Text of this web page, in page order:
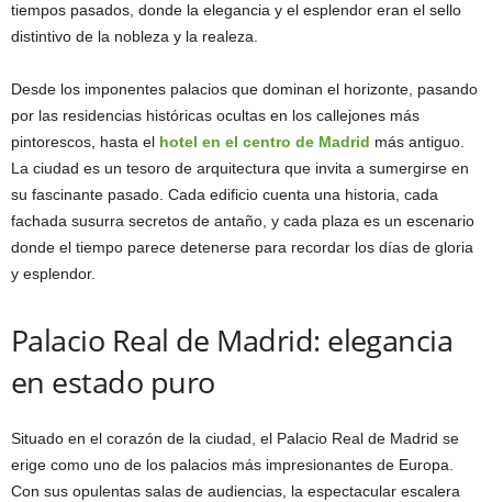
tiempos pasados, donde la elegancia y el esplendor eran el sello
distintivo de la nobleza y la realeza.
Desde los imponentes palacios que dominan el horizonte, pasando
por las residencias históricas ocultas en los callejones más
pintorescos, hasta el hotel en el centro de Madrid más antiguo.
La ciudad es un tesoro de arquitectura que invita a sumergirse en
su fascinante pasado. Cada edificio cuenta una historia, cada
fachada susurra secretos de antaño, y cada plaza es un escenario
donde el tiempo parece detenerse para recordar los días de gloria
y esplendor.
Palacio Real de Madrid: elegancia
en estado puro
Situado en el corazón de la ciudad, el Palacio Real de Madrid se
erige como uno de los palacios más impresionantes de Europa.
Con sus opulentas salas de audiencias, la espectacular escalera